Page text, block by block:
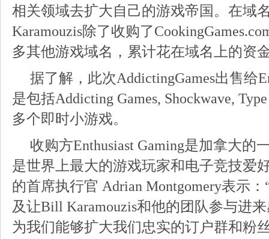
相关领域去扩大自己的游戏帝国。在域
Karamouzis除了收购了
多其他游戏域名，累计花在域名上的资
据了解，此次AddictingGames出售给
是包括Addicting Games, Shockwave,
多个即时小游戏。
收购方Enthusiast Gaming是加拿大的
是世界上最大的游戏玩家和电子竞技爱
的首席执行官 Adrian Montgomery表示
及让Bill Karamouzis和他的团队参与进
为我们能够扩大我们忠实的订户群和粉